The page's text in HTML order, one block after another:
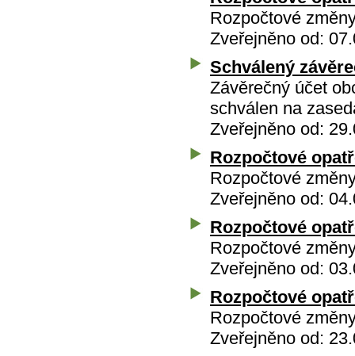
Rozpočtové
Zveřejněno od:
Schválený
Závěrečný účet
schválen na
Zveřejněno od:
Rozpočtové
Rozpočtové
Zveřejněno od:
Rozpočtové
Rozpočtové
Zveřejněno od:
Rozpočtové
Rozpočtové
Zveřejněno od: